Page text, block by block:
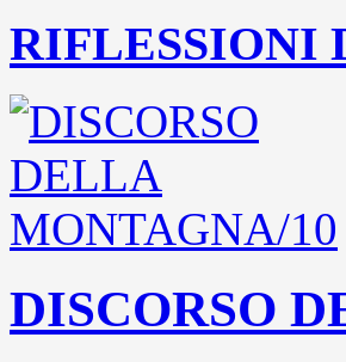
RIFLESSIONI
DISCORSO